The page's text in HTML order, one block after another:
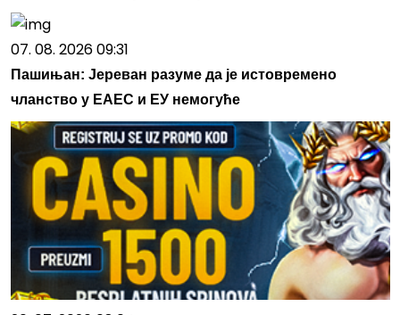
07. 08. 2026 09:31
Пашињан: Јереван разуме да је истовремено
чланство у ЕАЕС и ЕУ немогуће